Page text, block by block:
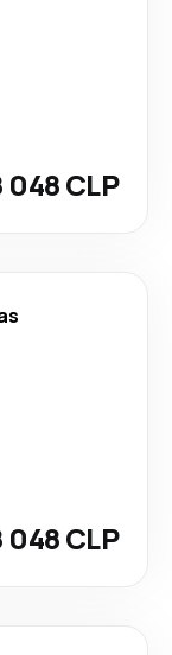
048 CLP
048 CLP